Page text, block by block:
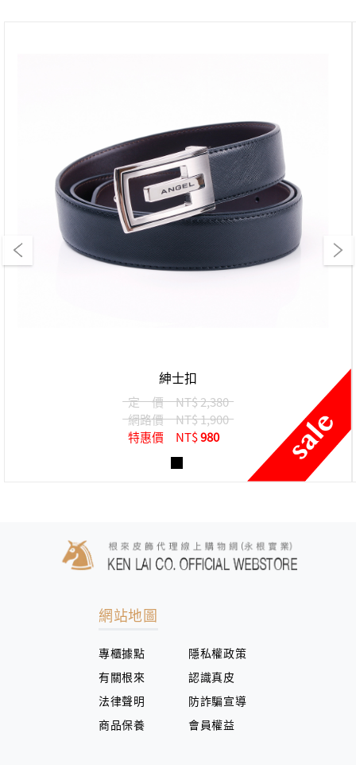
紳士扣
定 價NT$ 2,380
網路價NT$ 1,900
特惠價
NT$980
網站地圖
專櫃據點
隱私權政策
有關根來
認識真皮
法律聲明
防詐騙宣導
商品保養
會員權益